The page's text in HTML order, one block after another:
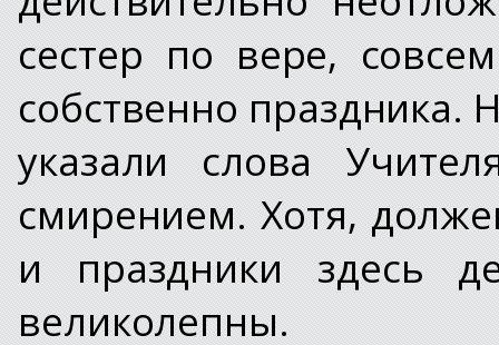
сестер по вере,
собственно праздника.
указали слова
смирением. Хотя,
и праздники здесь
великолепны.